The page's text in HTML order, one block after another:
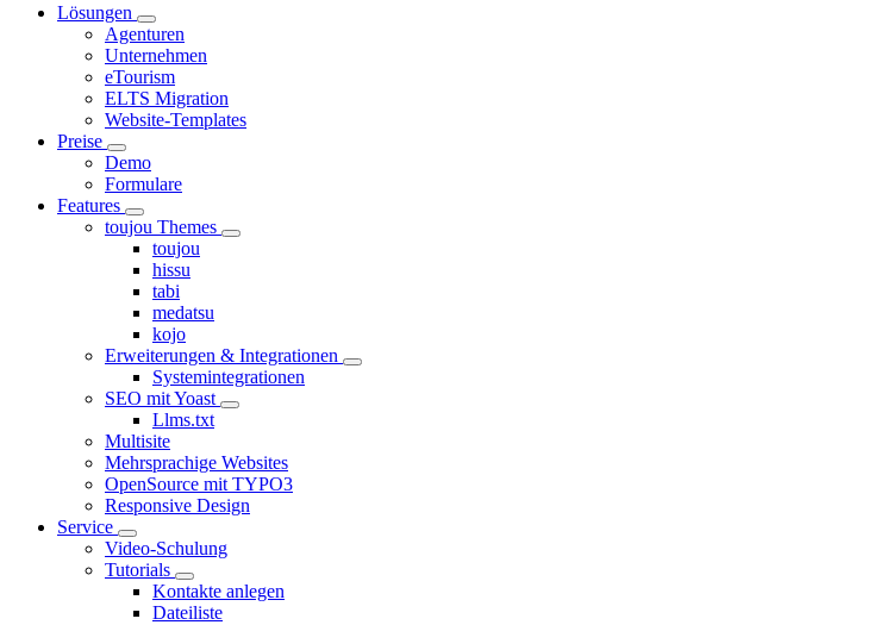
Lösungen
Agenturen
Unternehmen
eTourism
ELTS Migration
Website-Templates
Preise
Demo
Formulare
Features
toujou Themes
toujou
hissu
tabi
medatsu
kojo
Erweiterungen & Integrationen
Systemintegrationen
SEO mit Yoast
Llms.txt
Multisite
Mehrsprachige Websites
OpenSource mit TYPO3
Responsive Design
Service
Video-Schulung
Tutorials
Kontakte anlegen
Dateiliste